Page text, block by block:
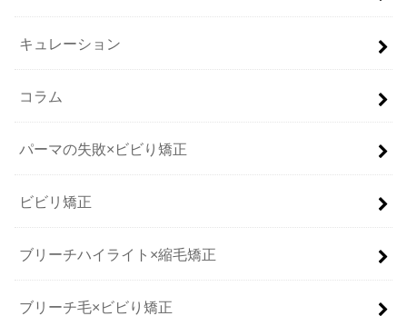
キュレーション
コラム
パーマの失敗×ビビり矯正
ビビリ矯正
ブリーチハイライト×縮毛矯正
ブリーチ毛×ビビり矯正